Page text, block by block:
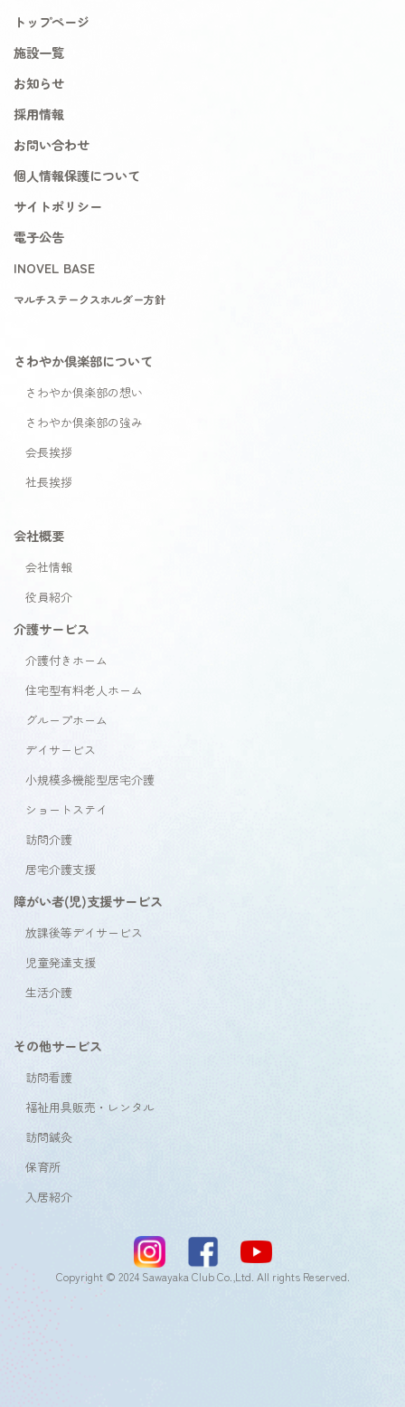
トップページ
施設一覧
お知らせ
採用情報
お問い合わせ
個人情報保護について
サイトポリシー
電子公告
INOVEL BASE
マルチステークスホルダー方針
さわやか倶楽部について
さわやか倶楽部の想い
さわやか倶楽部の強み
会長挨拶
社長挨拶
会社概要
会社情報
役員紹介
介護サービス
介護付きホーム
住宅型有料老人ホーム
グループホーム
デイサービス
小規模多機能型居宅介護
ショートステイ
訪問介護
居宅介護支援
障がい者(児)支援サービス
放課後等デイサービス
児童発達支援
生活介護
その他サービス
訪問看護
福祉用具販売・レンタル
訪問鍼灸
保育所
入居紹介
Copyright © 2024 Sawayaka Club Co.,Ltd. All rights Reserved.